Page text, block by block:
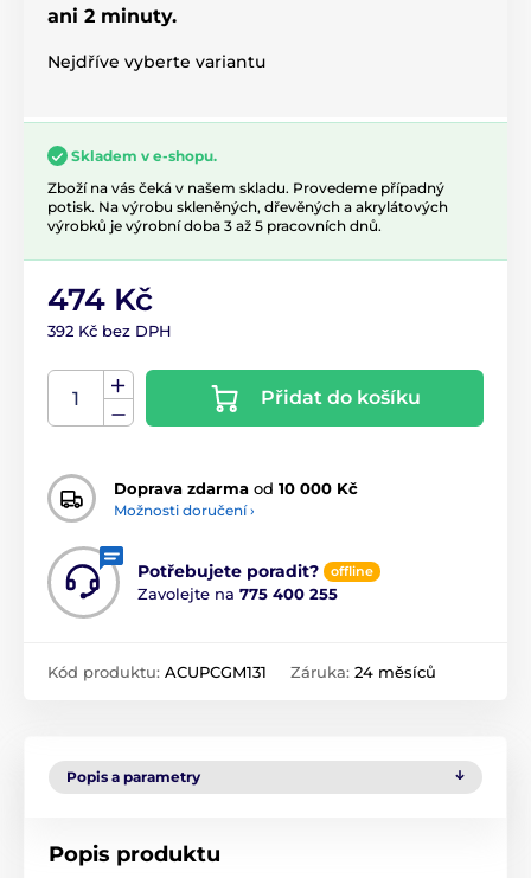
ani 2 minuty.
Nejdříve vyberte variantu
Skladem v e-shopu.
Zboží na vás čeká v našem skladu. Provedeme případný
potisk. Na výrobu skleněných, dřevěných a akrylátových
výrobků je výrobní doba 3 až 5 pracovních dnů.
474 Kč
392 Kč bez DPH
Přidat do košíku
Doprava zdarma od 10 000 Kč
Možnosti doručení ›
Potřebujete poradit? offline
Zavolejte na 775 400 255
Kód produktu: ACUPCGM131 Záruka: 24 měsíců
Popis a parametry
Popis produktu